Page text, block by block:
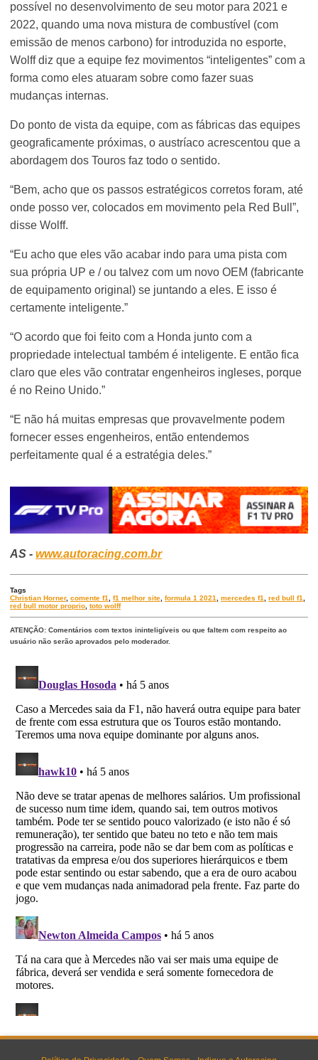
possível no desenvolvimento de seu motor para 2021 e
2022, quando uma nova mistura de combustível (com
emissão de menos carbono) for introduzida no esporte,
Wolff diz que a equipe fez movimentos “inteligentes” com a
forma como eles atuaram sobre como fazer suas
mudanças internas.
Do ponto de vista da equipe, com as fábricas das equipes
geograficamente próximas, o austríaco acrescentou que a
abordagem dos Touros faz todo o sentido.
“Bem, acho que os passos estratégicos corretos foram, até
onde posso ver, colocados em movimento pela Red Bull”,
disse Wolff.
“Eu acho que eles vão acabar indo para uma pista com
sua própria UP e / ou talvez com um novo OEM (fabricante
de equipamento original) se juntando a eles. E isso é
certamente inteligente.”
“O acordo que foi feito com a Honda junto com a
propriedade intelectual também é inteligente. E então fica
claro que eles vão contratar engenheiros ingleses, porque
é no Reino Unido.”
“E não há muitas empresas que provavelmente podem
fornecer esses engenheiros, então entendemos
perfeitamente qual é a estratégia deles.”
AS -www.autoracing.com.br
Tags
Christian Horner,comente f1 ,f1 melhor site ,formula 1 2021 ,mercedes f1 ,red bull f1
red bull motor proprio ,toto wolff
ATENÇÃO: Comentários com textos ininteligíveis ou que faltem com respeito ao
usuário não serão aprovados pelo moderador.